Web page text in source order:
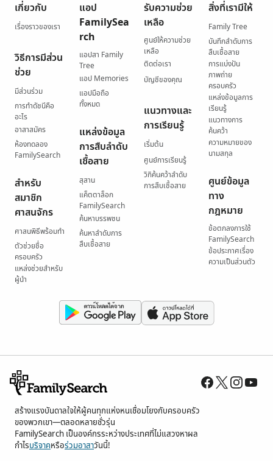
เกี่ยวกับ
เรื่องราวของเรา
วิธีการมีส่วน
ช่วย
มีส่วนร่วม
การทำดัชนีคือ
อะไร
อาสาสมัคร
ห้องทดลอง
FamilySearch
สำหรับ
สมาชิก
ศาสนจักร
ศาสนพิธีพร้อมทำ
ตัวช่วยชื่อ
ครอบครัว
แหล่งช่วยสำหรับ
ผู้นำ
แอป
FamilySea
rch
แอปสา Family
Tree
แอป Memories
แอปมือถือ
ทั้งหมด
แหล่งข้อมูล
การสืบลำดับ
เชื้อสาย
สุสาน
แค็ตตาล็อก
FamilySearch
ค้นหาบรรพชน
ค้นหาลำดับการ
สืบเชื้อสาย
รับความช่วย
เหลือ
ศูนย์ให้ความช่วย
เหลือ
ติดต่อเรา
บัญชีของคุณ
แนวทางและ
การเรียนรู้
เริ่มต้น
ศูนย์การเรียนรู้
วิกิค้นคว้าลำดับ
การสืบเชื้อสาย
สิ่งที่เรามีให้
Family Tree
บันทึกลำดับการ
สืบเชื้อสาย
การแบ่งปัน
ภาพถ่าย
ครอบครัว
แหล่งข้อมูลการ
เรียนรู้
แนวทางการ
ค้นคว้า
ความหมายของ
นามสกุล
ศูนย์ข้อมูล
ทาง
กฎหมาย
ข้อตกลงการใช้
FamilySearch
ข้อประกาศเรื่อง
ความเป็นส่วนตัว
สร้างแรงบันดาลใจให้ผู้คนทุกแห่งหนเชื่อมโยงกับครอบครัว
ของพวกเขา—ตลอดหลายชั่วรุ่น
FamilySearch เป็นองค์กรระหว่างประเทศที่ไม่แสวงหาผล
กำไรบริจาคหรือร่วมอาสาวันนี้!